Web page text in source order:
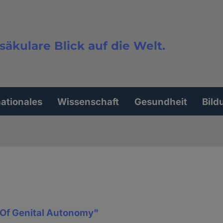
Blick auf die Welt.
Wissenschaft Gesundheit
Genital Autonomy"